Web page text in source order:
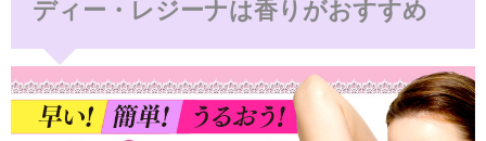
ディー・レジーナは香りがおすすめ